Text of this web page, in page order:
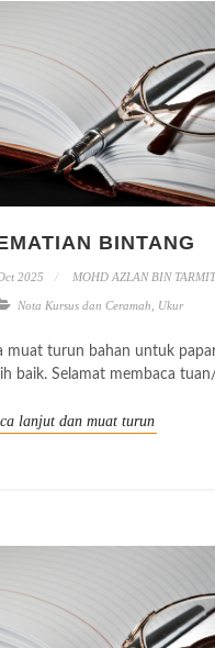
BINTANG
2025 MOHD AZLAN BIN
Nota Kursus dan Ceramah Ukur
muat turun bahan untuk
baik. Selamat membaca
lanjut dan muat turun